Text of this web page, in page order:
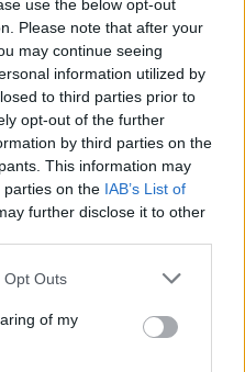
use the below opt-out
Please note that after your
may continue seeing
information utilized by
to third parties prior to
opt-out of the further
by third parties on the
This information may
parties on the IAB’s List of
further disclose it to other
uses one or more Google
behaviour. You may click to
and its third-party tags to
purposes in below Google
Opt Outs
of my
εναντίον έντεκα.
εναντίον έντεκα
αχρείαστη η κόκκινη